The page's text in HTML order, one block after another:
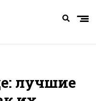
лучшие